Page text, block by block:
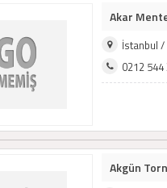
Akar
İstanbul
0212 544
Akgün